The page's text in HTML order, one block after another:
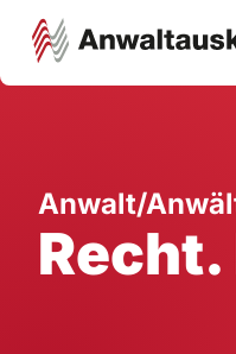
Ausbildung
Anwalt/